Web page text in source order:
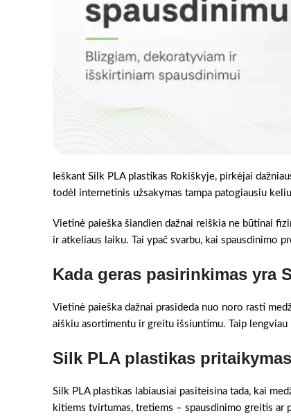
Ieškant Silk PLA plastikas Rokiškyje, pirkėjai
todėl internetinis užsakymas tampa patogiausiu
Vietinė paieška šiandien dažnai reiškia ne būtinai
ir atkeliaus laiku. Tai ypač svarbu, kai spausdinimo
Kada geras pasirinkimas yra
Vietinė paieška dažnai prasideda nuo noro rasti
aiškiu asortimentu ir greitu išsiuntimu. Taip
Silk PLA plastikas
Silk PLA plastikas labiausiai pasiteisina tada, kai
kitiems tvirtumas, tretiems – spausdinimo greitis ar